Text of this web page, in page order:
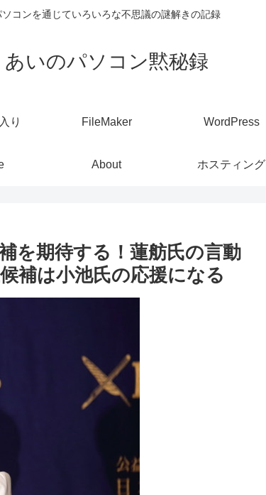
ソコンを通じていろいろな不思議の謎解きの記録
あいのパソコン黙秘録
り FileMaker WordPress
About ホスティング
を期待する！蓮舫氏の言動
補は小池氏の応援になる